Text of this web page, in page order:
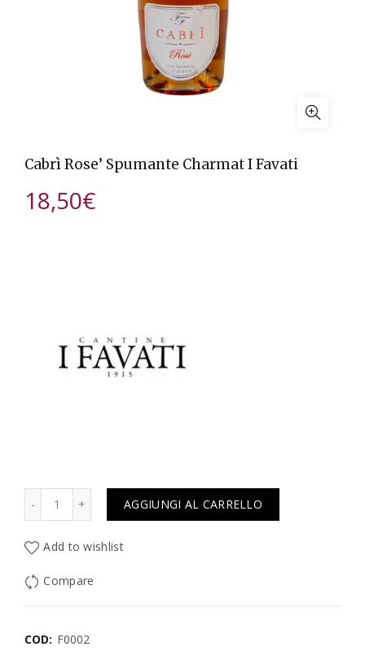
Cabrì Rose’ Spumante Charmat I Favati
18,50€
AGGIUNGI AL CARRELLO
Add to wishlist
Compare
COD: F0002